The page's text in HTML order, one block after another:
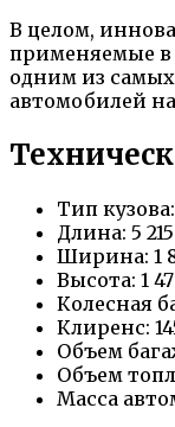
В целом,
применяемые в
одним из
автомобилей
Тип
Длина: 5
Ширина: 1
Высота: 1
Колесная
Клиренс:
Объем
Объем
Масса